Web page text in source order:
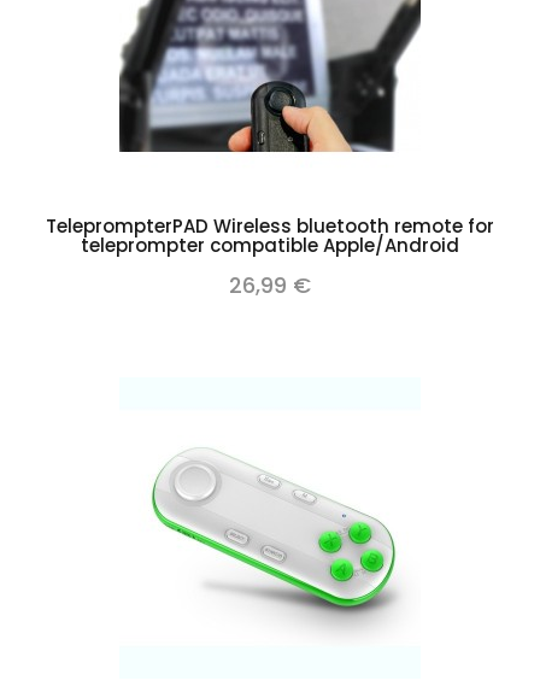
TeleprompterPAD Wireless bluetooth remote for
teleprompter compatible Apple/Android
26,99 €